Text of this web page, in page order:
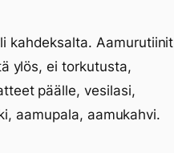
kahdeksalta. Aamurutiinit
ylös, ei torkutusta,
päälle, vesilasi,
aamupala, aamukahvi.